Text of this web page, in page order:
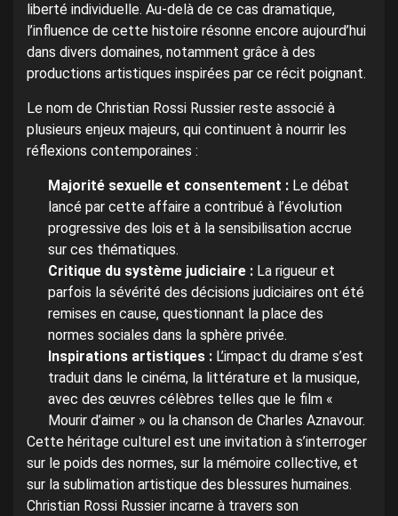
liberté individuelle. Au-delà de ce cas dramatique,
l’influence de cette histoire résonne encore aujourd’hui
dans divers domaines, notamment grâce à des
productions artistiques inspirées par ce récit poignant.
Le nom de Christian Rossi Russier reste associé à
plusieurs enjeux majeurs, qui continuent à nourrir les
réflexions contemporaines :
Majorité sexuelle et consentement : Le débat
lancé par cette affaire a contribué à l’évolution
progressive des lois et à la sensibilisation accrue
sur ces thématiques.
Critique du système judiciaire : La rigueur et
parfois la sévérité des décisions judiciaires ont été
remises en cause, questionnant la place des
normes sociales dans la sphère privée.
Inspirations artistiques : L’impact du drame s’est
traduit dans le cinéma, la littérature et la musique,
avec des œuvres célèbres telles que le film «
Mourir d’aimer » ou la chanson de Charles Aznavour.
Cette héritage culturel est une invitation à s’interroger
sur le poids des normes, sur la mémoire collective, et
sur la sublimation artistique des blessures humaines.
Christian Rossi Russier incarne à travers son